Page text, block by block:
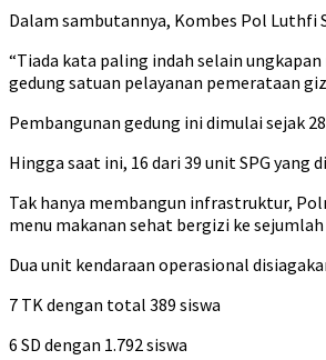
Dalam sambutannya, Kombes Pol
“Tiada kata paling indah selain
gedung satuan pelayanan pemerataan
Pembangunan gedung ini dimulai sejak
Hingga saat ini, 16 dari 39 unit SPG
Tak hanya membangun infrastruktur,
menu makanan sehat bergizi ke
Dua unit kendaraan operasional
7 TK dengan total 389 siswa
6 SD dengan 1.792 siswa